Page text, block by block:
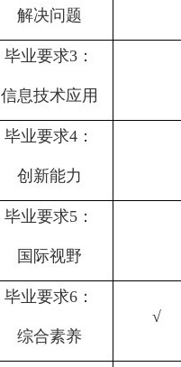
解决问题
毕业要求3 ：
信息技术应用
毕业要求4 ：
创新能力
毕业要求5 ：
国际视野
毕业要求6 ：
综合素养
√